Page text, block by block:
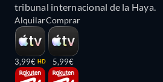
tribunal internacional de la Haya.
Alquilar
3,99€ HD
Comprar
5,99€